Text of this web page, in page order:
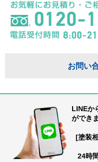
お問い
LINEか
ができ
[塗装
24時